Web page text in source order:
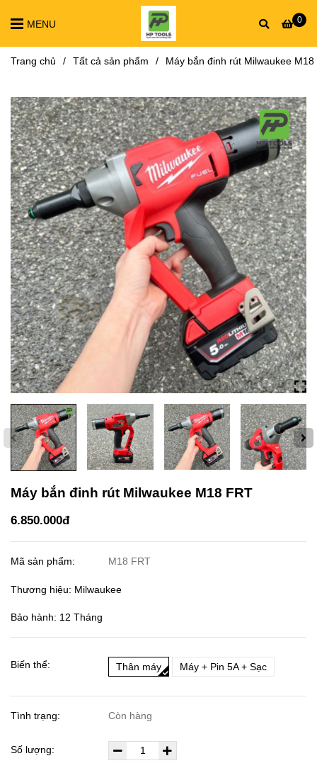
0
MENU
Trang chủ / Tất cả sản phẩm / Máy bắn đinh rút Milwaukee M18
Máy bắn đinh rút Milwaukee M18 FRT
6.850.000đ
Mã sản phẩm: M18 FRT
Thương hiệu: Milwaukee
Bảo hành: 12 Tháng
Biến thể: Thân máy Máy + Pin 5A + Sạc
Tình trạng: Còn hàng
Số lượng: